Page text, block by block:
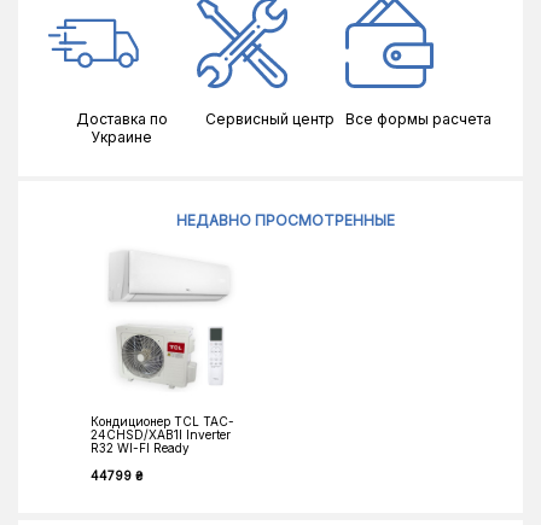
Доставка по
Украине
Сервисный центр Все формы расчета
НЕДАВНО ПРОСМОТРЕННЫЕ
Кондиционер TCL TAC-
24CHSD/XAB1I Inverter
R32 WI-FI Ready
44799 ₴